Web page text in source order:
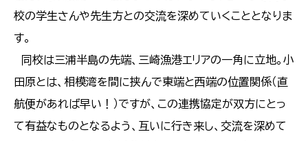
校の学生さんや先生方との交流を深めていくこととなりま
す。
同校は三浦半島の先端、三崎漁港エリアの一角に立地。小
田原とは、相模湾を間に挟んで東端と西端の位置関係（直
航便があれば早い！）ですが、この連携協定が双方にとっ
て有益なものとなるよう、互いに行き来し、交流を深めて